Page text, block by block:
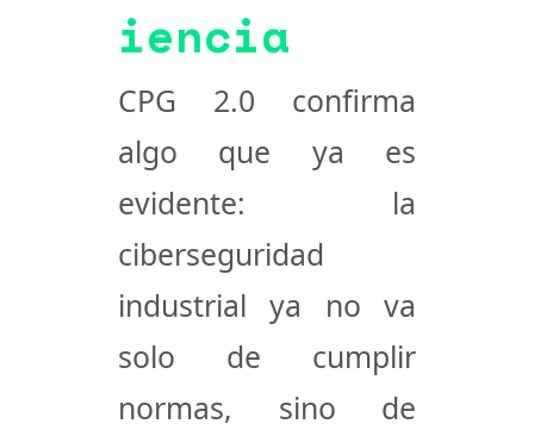
iencia
CPG 2.0 confirma
algo que ya es
evidente: la
ciberseguridad
industrial ya no va
solo de cumplir
normas, sino de